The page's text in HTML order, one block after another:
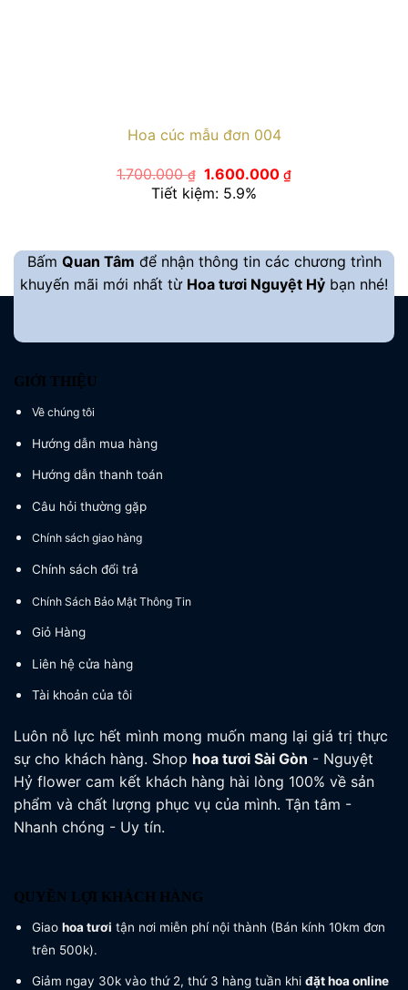
Hoa cúc mẫu đơn 004
1.700.000₫ Giá
gốc
là:
1.600.000₫Giá
Tiết kiệm: 5.9%
Bấm Quan Tâm để nhận thông tin các chương trình
khuyến mãi mới nhất từ Hoa tươi Nguyệt Hỷ bạn nhé!
GIỚI THIỆU
Về chúng tôi
Hướng dẫn mua hàng
Hướng dẫn thanh toán
Câu hỏi thường gặp
Chính sách giao hàng
Chính sách đổi trả
Chính Sách Bảo Mật Thông Tin
Giỏ Hàng
Liên hệ cửa hàng
Tài khoản của tôi
Luôn nỗ lực hết mình mong muốn mang lại giá trị thực
sự cho khách hàng. Shop hoa tươi Sài Gòn - Nguyệt
Hỷ flower cam kết khách hàng hài lòng 100% về sản
phẩm và chất lượng phục vụ của mình. Tận tâm -
Nhanh chóng - Uy tín.
QUYỀN LỢI KHÁCH HÀNG
Giao hoa tươi tận nơi miễn phí nội thành (Bán kính 10km đơn
trên 500k).
Giảm ngay 30k vào thứ 2, thứ 3 hàng tuần khi đặt hoa online